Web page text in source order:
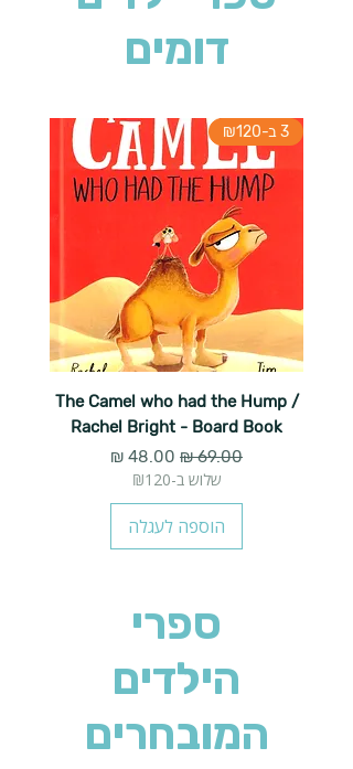
דומים
3 ב-₪120
The Camel who had the Hump /
Rachel Bright - Board Book
מחיר רגיל מחיר מבצע
שלוש ב-₪120
הוספה לעגלה
ספרי
הילדים
המובחרים